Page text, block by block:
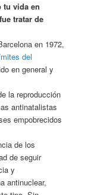
tu vida en
tratar de
en 1972,
del
en general y
la reproducción
antinatalistas
empobrecidos
de los
de seguir
y
antinuclear,